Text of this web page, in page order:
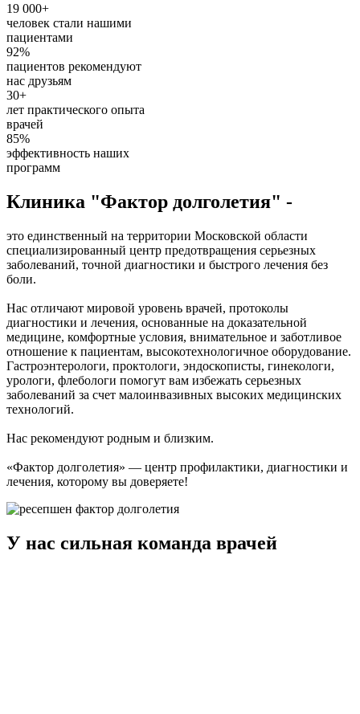
19 000+
человек стали нашими
пациентами
92%
пациентов рекомендуют
нас друзьям
30+
лет практического опыта
врачей
85%
эффективность наших
программ
Клиника "Фактор долголетия" -
это единственный на территории Московской области
специализированный центр предотвращения серьезных
заболеваний, точной диагностики и быстрого лечения без
боли.
Нас отличают мировой уровень врачей, протоколы
диагностики и лечения, основанные на доказательной
медицине, комфортные условия, внимательное и заботливое
отношение к пациентам, высокотехнологичное оборудование.
Гастроэнтерологи, проктологи, эндоскописты, гинекологи,
урологи, флебологи помогут вам избежать серьезных
заболеваний за счет малоинвазивных высоких медицинских
технологий.
Нас рекомендуют родным и близким.
«Фактор долголетия» — центр профилактики, диагностики и
лечения, которому вы доверяете!
У нас сильная команда врачей